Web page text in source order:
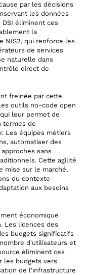
par les décisions
les données
éliminent ces
la
NIS2, qui renforce les
de services
naturelle dans
direct de
freinée par cette
outils no-code open
leur permet de
termes de
Les équipes métiers
automatiser des
sans
Cette agilité
mise sur le marché,
du contexte
aux besoins
économique
Les licences des
budgets significatifs
d'utilisateurs et
éliminent ces
les budgets vers
de l'infrastructure